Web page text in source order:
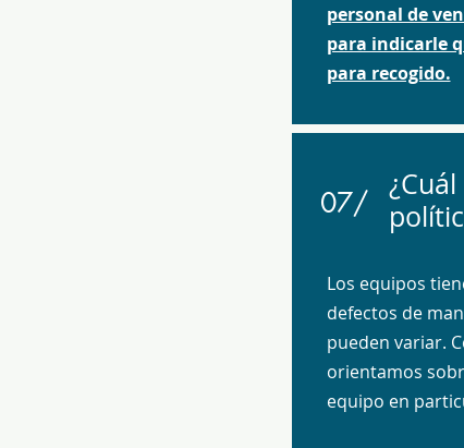
personal de
para indicarle
para recogido.
07/
Los equipos
defectos de
pueden variar.
orientamos
equipo en